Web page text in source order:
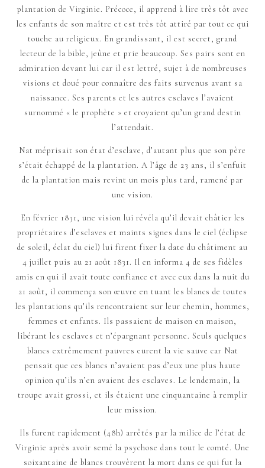
plantation de Virginie. Précoce, il apprend à lire très tôt avec
les enfants de son maître et est très tôt attiré par tout ce qui
touche au religieux. En grandissant, il est secret, grand
lecteur de la bible, jeûne et prie beaucoup. Ses pairs sont en
admiration devant lui car il est lettré, sujet à de nombreuses
visions et doué pour connaître des faits survenus avant sa
naissance. Ses parents et les autres esclaves l’avaient
surnommé « le prophète » et croyaient qu’un grand destin
l’attendait.
Nat méprisait son état d’esclave, d’autant plus que son père
s’était échappé de la plantation. A l’âge de 23 ans, il s’enfuit
de la plantation mais revint un mois plus tard, ramené par
une vision.
En février 1831, une vision lui révéla qu’il devait châtier les
propriétaires d’esclaves et maints signes dans le ciel (éclipse
de soleil, éclat du ciel) lui firent fixer la date du châtiment au
4 juillet puis au 21 août 1831. Il en informa 4 de ses fidèles
amis en qui il avait toute confiance et avec eux dans la nuit du
21 août, il commença son œuvre en tuant les blancs de toutes
les plantations qu’ils rencontraient sur leur chemin, hommes,
femmes et enfants. Ils passaient de maison en maison,
libérant les esclaves et n’épargnant personne. Seuls quelques
blancs extrêmement pauvres eurent la vie sauve car Nat
pensait que ces blancs n’avaient pas d’eux une plus haute
opinion qu’ils n’en avaient des esclaves. Le lendemain, la
troupe avait grossi, et ils étaient une cinquantaine à remplir
leur mission.
Ils furent rapidement (48h) arrêtés par la milice de l’état de
Virginie après avoir semé la psychose dans tout le comté. Une
soixantaine de blancs trouvèrent la mort dans ce qui fut la